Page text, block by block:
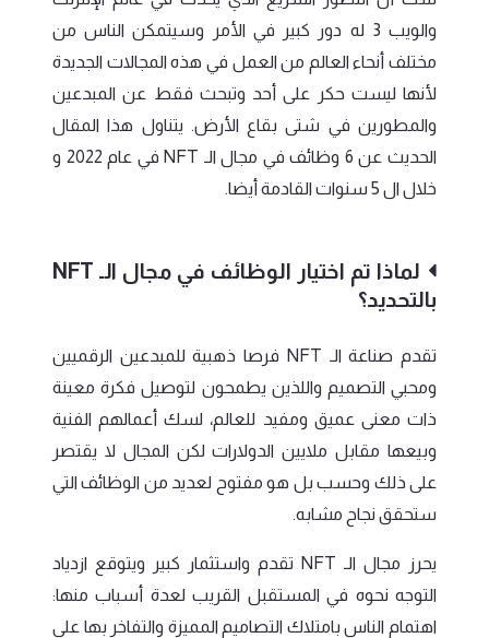
والويب 3 له دور كبير في الأمر وسيتمكن الناس من
مختلف أنحاء العالم من العمل في هذه المجالات الجديدة
لأنها ليست حكر على أحد وتبحث فقط عن المبدعين
والمطورين في شتى بقاع الأرض. يتناول هذا المقال
الحديث عن 6 وظائف في مجال الـ NFT في عام 2022 و
خلال ال 5 سنوات القادمة أيضا.
لماذا تم اختيار الوظائف في مجال الـ NFT
بالتحديد؟
تقدم صناعة الـ NFT فرصا ذهبية للمبدعين الرقميين
ومحبي التصميم واللذين يطمحون لتوصيل فكرة معينة
ذات معنى عميق ومفيد للعالم، لسك أعمالهم الفنية
وبيعها مقابل ملايين الدولارات لكن المجال لا يقتصر
على ذلك وحسب بل هو مفتوح لعديد من الوظائف التي
ستحقق نجاح مشابه.
يحرز مجال الـ NFT تقدم واستثمار كبير ويتوقع ازدياد
التوجه نحوه في المستقبل القريب لعدة أسباب منها:
اهتمام الناس بامتلاك التصاميم المميزة والتفاخر بها على